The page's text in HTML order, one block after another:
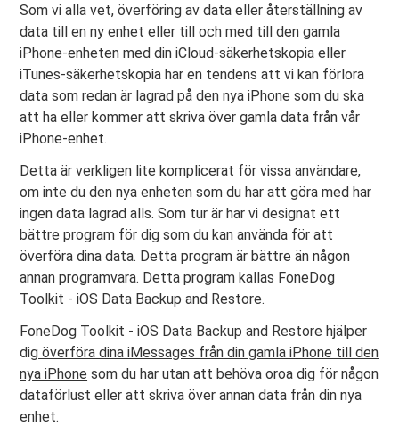
Som vi alla vet, överföring av data eller återställning av
data till en ny enhet eller till och med till den gamla
iPhone-enheten med din iCloud-säkerhetskopia eller
iTunes-säkerhetskopia har en tendens att vi kan förlora
data som redan är lagrad på den nya iPhone som du ska
att ha eller kommer att skriva över gamla data från vår
iPhone-enhet.
Detta är verkligen lite komplicerat för vissa användare,
om inte du den nya enheten som du har att göra med har
ingen data lagrad alls. Som tur är har vi designat ett
bättre program för dig som du kan använda för att
överföra dina data. Detta program är bättre än någon
annan programvara. Detta program kallas FoneDog
Toolkit - iOS Data Backup and Restore.
FoneDog Toolkit - iOS Data Backup and Restore hjälper
dig överföra dina iMessages från din gamla iPhone till den
nya iPhone som du har utan att behöva oroa dig för någon
dataförlust eller att skriva över annan data från din nya
enhet.